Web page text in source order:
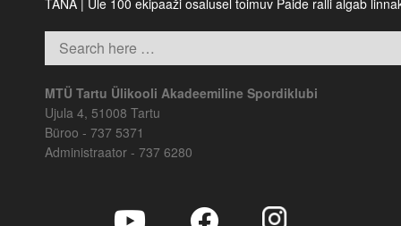
MTÜ Tartu Ülikooli Akadeemiline Spordiklubi
Ujula 4, 51008 Tartu
Büroo - 737 5371
Administraator - 737 6280